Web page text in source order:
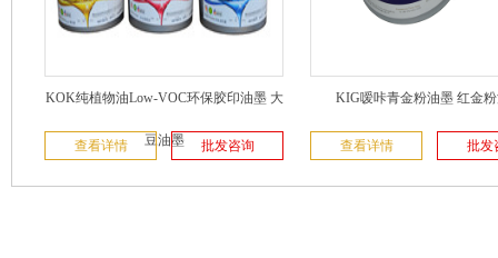
KOK纯植物油Low-VOC环保胶印油墨 大
豆油墨
查看详情 批发咨询
KIG嗳咔青金粉油墨 红金
查看详情 批发